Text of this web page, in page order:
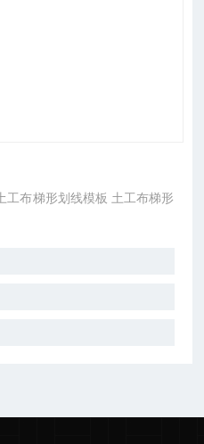
工布梯形划线模板 土工布梯形